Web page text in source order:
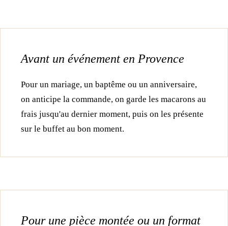
Avant un événement en Provence
Pour un mariage, un baptême ou un anniversaire,
on anticipe la commande, on garde les macarons au
frais jusqu'au dernier moment, puis on les présente
sur le buffet au bon moment.
Pour une pièce montée ou un format